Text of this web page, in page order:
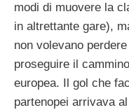
modi di muovere la
in altrettante gare),
non volevano perdere
proseguire il
europea. Il gol che
partenopei arrivava